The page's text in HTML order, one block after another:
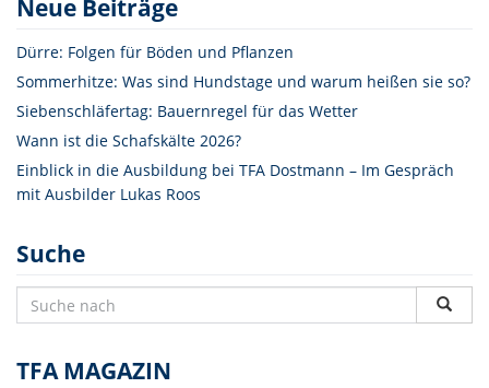
Neue Beiträge
Dürre: Folgen für Böden und Pflanzen
Sommerhitze: Was sind Hundstage und warum heißen sie so?
Siebenschläfertag: Bauernregel für das Wetter
Wann ist die Schafskälte 2026?
Einblick in die Ausbildung bei TFA Dostmann – Im Gespräch
mit Ausbilder Lukas Roos
Suche
TFA MAGAZIN